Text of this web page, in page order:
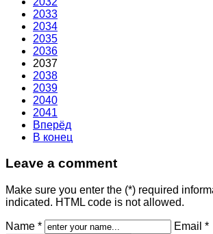
2033
2034
2035
2036
2037
2038
2039
2040
2041
Вперёд
В конец
Leave a comment
Make sure you enter the (*) required
indicated. HTML code is not allowed.
Name *
Email *